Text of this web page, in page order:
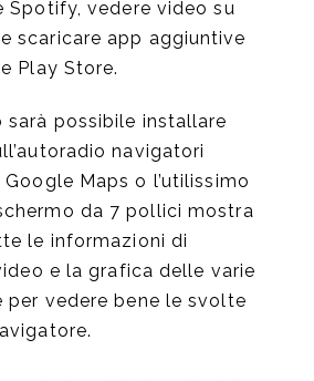
Spotify, vedere video su
scaricare app aggiuntive
Play Store.
sarà possibile installare
navigatori
Maps o l’utilissimo
da 7 pollici mostra
le informazioni di
e la grafica delle varie
vedere bene le svolte